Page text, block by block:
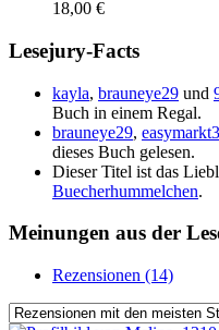
18,00 €
Lesejury-Facts
kayla, brauneye29 und
Buch in einem Regal.
brauneye29, easymarkt3
dieses Buch gelesen.
Dieser Titel ist das
Buecherhummelchen.
Meinungen aus der
Rezensionen (14)